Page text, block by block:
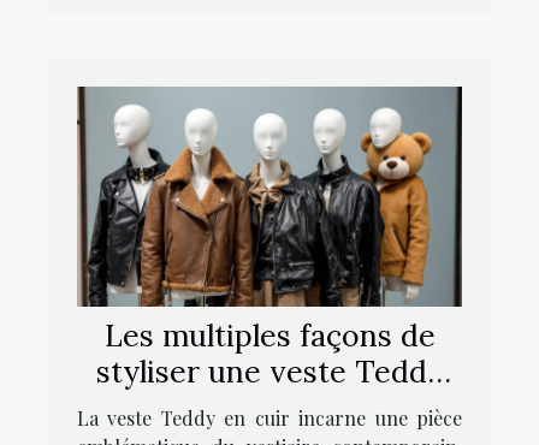
Les multiples façons de
styliser une veste Teddy
en cuir
La veste Teddy en cuir incarne une pièce